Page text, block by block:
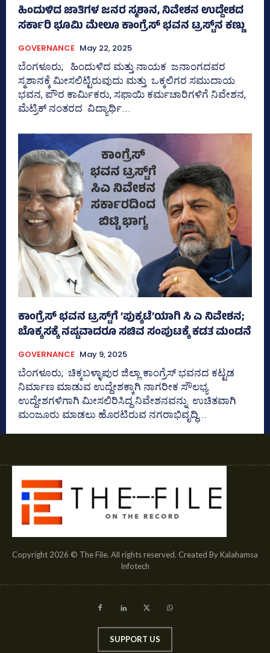
ಹಿಂದುಳಿದ ಜಾತಿಗಳ ಜನರ ಸ್ಮಶಾನ, ನಿವೇಶನ ಉದ್ದೇಶದ
ಸರ್ಕಾರಿ ಭೂಮಿ ಮೇಲೂ ಕಾಂಗ್ರೆಸ್‌ ಭವನ ಟ್ರಸ್ಟ್‌ನ ಕಣ್ಣು
GOVERNANCE May 22, 2025
ಬೆಂಗಳೂರು; ಹಿಂದುಳಿದ ಮತ್ತು ನಾಯಕ ಜನಾಂಗದವರ
ಸ್ಮಶಾನಕ್ಕೆ ಮೀಸಲಿಟ್ಟಿರುವುದು ಮತ್ತು ಒಕ್ಕಲಿಗರ ಸಮುದಾಯ
ಭವನ, ಪೌರ ಕಾರ್ಮಿಕರು, ಸಫಾಯಿ ಕರ್ಮಚಾರಿಗಳಿಗೆ ನಿವೇಶನ,
ಮೆಟ್ರಿಕ್‌ ನಂತರದ ವಿದ್ಯಾರ್ಥಿ...
ಕಾಂಗ್ರೆಸ್‌ ಭವನ ಟ್ರಸ್ಟ್‌ಗೆ ‘ಪುಕ್ಕಟೆ’ಯಾಗಿ ಸಿ ಎ ನಿವೇಶನ;
ಬೊಕ್ಕಸಕ್ಕೆ ನಷ್ಟವಾದರೂ ಸಚಿವ ಸಂಪುಟಕ್ಕೆ ಕಡತ ಮಂಡನೆ
GOVERNANCE May 9, 2025
ಬೆಂಗಳೂರು; ಚಿಕ್ಕಬಳ್ಳಾಪುರ ಜಿಲ್ಲಾ ಕಾಂಗ್ರೆಸ್‌ ಭವನದ ಕಟ್ಟಡ
ನಿರ್ಮಾಣ ಮಾಡುವ ಉದ್ದೇಶಕ್ಕಾಗಿ ನಾಗರೀಕ ಸೌಲಭ್ಯ
ಉದ್ದೇಶಗಳಿಗಾಗಿ ಮೀಸಲಿರಿಸಿದ್ದ ನಿವೇಶನವನ್ನು ಉಚಿತವಾಗಿ
ಮಂಜೂರು ಮಾಡಲು ಹೊರಟಿರುವ ನಗರಾಭಿವೃದ್ಧಿ...
Copyright 2026 © The File. All rights reserved. Created By Kalahamsa
Infotech
SUPPORT US